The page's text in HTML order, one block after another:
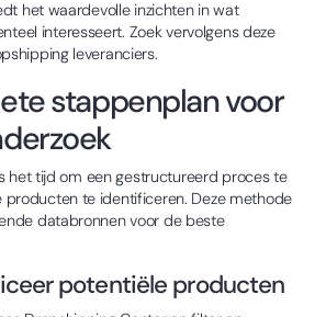
het waardevolle inzichten in wat
interesseert. Zoek vervolgens deze
leveranciers.
stappenplan voor
het tijd om een gestructureerd proces te
producten te identificeren. Deze methode
databronnen voor de beste
potentiële producten